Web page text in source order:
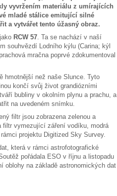
vyvržením materiálu z umírajících
mladé stálice emitující silné
a vytvářet tento úžasný obraz.
RCW 57. Ta se nachází v naší
souhvězdí Lodního kýlu (Carina; kýl
mračna poprvé zdokumentoval
hmotnější než naše Slunce. Tyto
končí svůj život grandiózními
bubliny v okolním plynu a prachu, a
na uvedeném snímku.
filtr jsou zobrazena zelenou a
filtr vymezující záření vodíku, modrá
projektu Digitized Sky Survey.
která v rámci astrofotografické
pořádala ESO v říjnu a listopadu
oblohy na základě astronomických dat